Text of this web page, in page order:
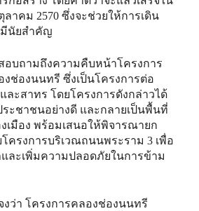
าคม 2570 ซึ่งจะช่วยให้การเดิน
มีนัยสำคัญ
อบถามถึงความคืบหน้าโครงการ
ช่องนนทรี ซึ่งเป็นโครงการต่อ
ละสาทร โดยโครงการดังกล่าวได้
ระชาชนอย่างดี และกลายเป็นพื้นที่
มือง พร้อมเสนอให้พิจารณายก
ครงการบริเวณถนนพระราม 3 เพื่อ
ละเพิ่มความปลอดภัยในการข้าม
ว่า โครงการคลองช่องนนทรี